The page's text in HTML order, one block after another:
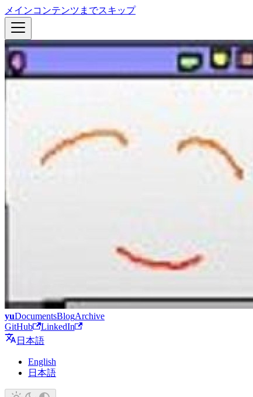
メインコンテンツまでスキップ
yuDocumentsBlogArchive
GitHub
LinkedIn
日本語
English
日本語